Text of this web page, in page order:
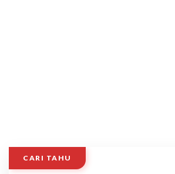
CARI TAHU